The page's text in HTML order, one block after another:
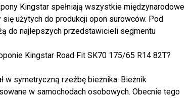
Kingstar spełniają wszystkie międzynarodowe
użytych do produkcji opon surowców. Pod
do najlepszych przedstawicieli segmentu
Kingstar Road Fit SK70 175/65 R14 82T?
w symetryczną rzeźbę bieżnika. Bieżnik
w samochodach osobowych. Obecnie tego